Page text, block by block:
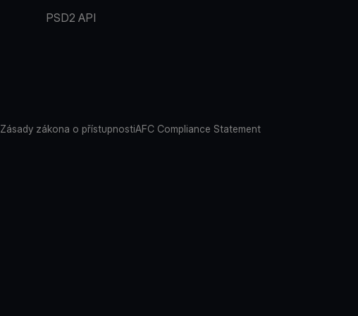
PSD2 API
Zásady zákona o přístupnostiAFC Compliance Statement